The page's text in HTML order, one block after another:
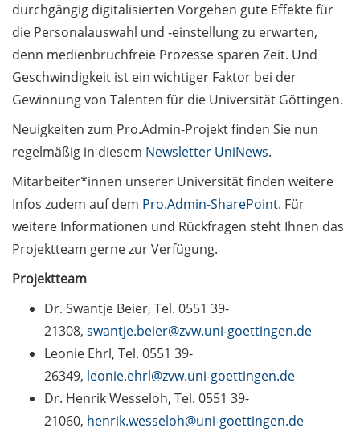
Beschäftigte / Staff 10.1
Förderung interdisziplinärer
Reichen Sie jetzt Ihre Ideen
ein! / Funding for
interdisciplinary research
symposia (in English or
German): submit your ideas
now!
News von Pro.Admin –
Einführung des
Projektportfoliomanagements
als Machbarkeitsbarometer
Digitalisierungsprojekte (in
German only)
Enlight-Konferenz zu Lehren
und Lernen vom 7. bis 9.
Oktober 2024: online live
dabei sein / The Enlight
durchgängig digitalisierten Vorgehen gute Effekte für
die Personalauswahl und -einstellung zu erwarten,
denn medienbruchfreie Prozesse sparen Zeit. Und
Geschwindigkeit ist ein wichtiger Faktor bei der
Gewinnung von Talenten für die Universität Göttingen.
Neuigkeiten zum Pro.Admin-Projekt finden Sie nun
regelmäßig in diesem Newsletter UniNews.
Mitarbeiter*innen unserer Universität finden weitere
Infos zudem auf dem Pro.Admin-SharePoint. Für
weitere Informationen und Rückfragen steht Ihnen das
Projektteam gerne zur Verfügung.
Projektteam
Dr. Swantje Beier, Tel. 0551 39-
21308, swantje.beier@zvw.uni-goettingen.de
Leonie Ehrl, Tel. 0551 39-
26349, leonie.ehrl@zvw.uni-goettingen.de
Dr. Henrik Wesseloh, Tel. 0551 39-
21060, henrik.wesseloh@uni-goettingen.de